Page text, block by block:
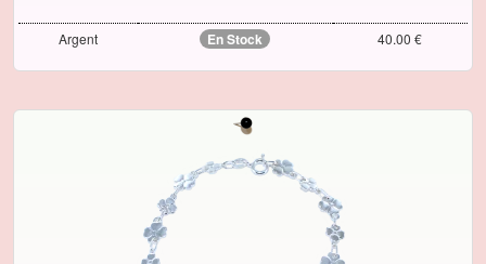
Argent En Stock 40.00 €